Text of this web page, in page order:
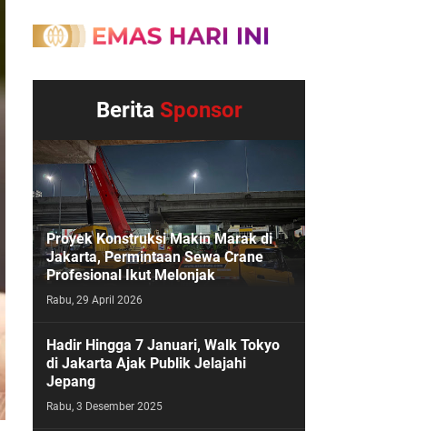
Berita Sponsor
Proyek Konstruksi Makin Marak di
Jakarta, Permintaan Sewa Crane
Profesional Ikut Melonjak
Rabu, 29 April 2026
Hadir Hingga 7 Januari, Walk Tokyo
di Jakarta Ajak Publik Jelajahi
Jepang
Rabu, 3 Desember 2025